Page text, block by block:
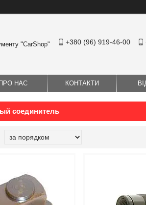
"CarShop" +380 (96) 919-46-00
ПРО НАС КОНТАКТИ
соединитель